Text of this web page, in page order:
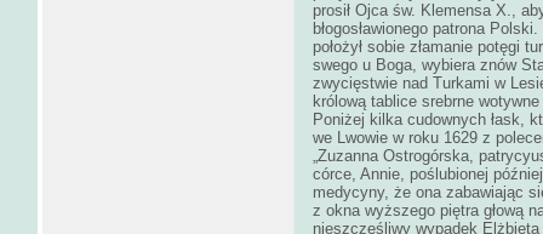
prosił Ojca św. Klemensa X.,
błogosławionego patrona
położył sobie złamanie potęgi
swego u Boga, wybiera znów
zwycięstwie nad Turkami w
królową tablice srebrne
Poniżej kilka cudownych łask,
we Lwowie w roku 1629 z
„Zuzanna Ostrogórska,
córce, Annie, poślubionej
medycyny, że ona zabawiając
z okna wyższego piętra głową
nieszczęśliwy wypadek Elżbieta